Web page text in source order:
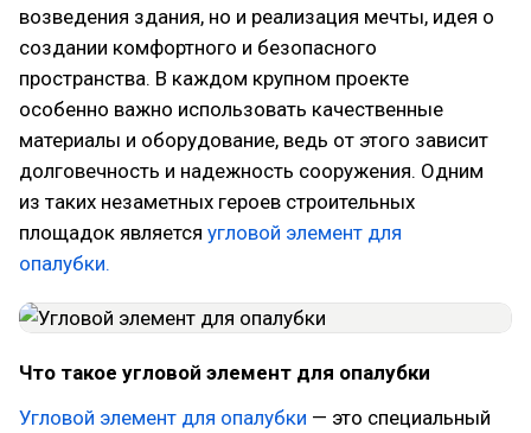
возведения здания, но и реализация мечты, идея о
создании комфортного и безопасного
пространства. В каждом крупном проекте
особенно важно использовать качественные
материалы и оборудование, ведь от этого зависит
долговечность и надежность сооружения. Одним
из таких незаметных героев строительных
площадок является угловой элемент для
опалубки.
Что такое угловой элемент для опалубки
Угловой элемент для опалубки — это специальный